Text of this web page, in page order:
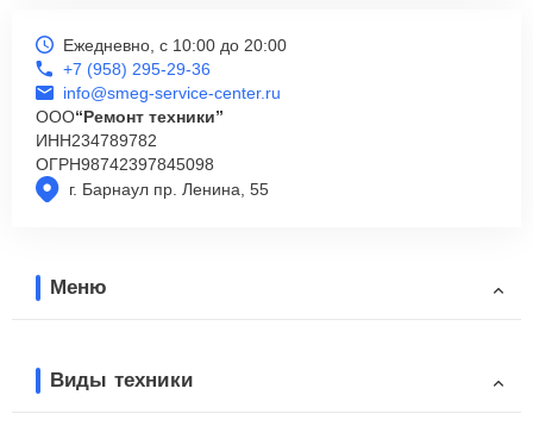
г. Барнаул пр. Ленина, 55
Ежедневно, с 10:00 до 20:00
+7 (958) 295-29-36
info@smeg-service-center.ru
ООО“Ремонт техники”
ИНН234789782
ОГРН98742397845098
Меню
Виды техники